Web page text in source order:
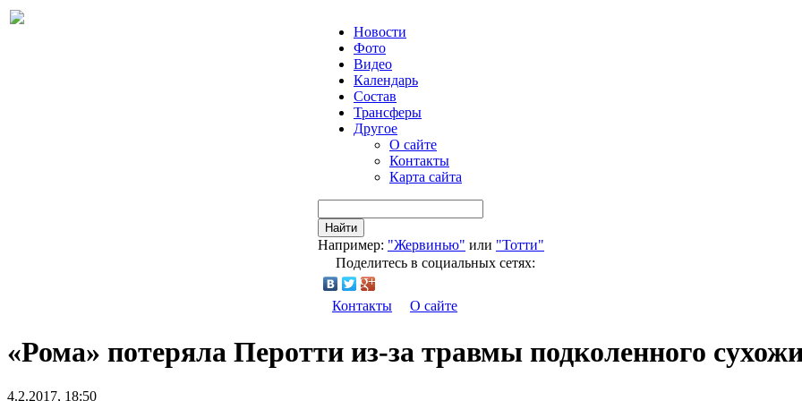
Новости
Фото
Видео
Календарь
Состав
Трансферы
Другое
О сайте
Контакты
Карта сайта
Найти
Например: "Жервинью" или "Тотти"
Поделитесь в социальных сетях:
Контакты О сайте
«Рома» потеряла Перотти из-за травмы подколенного
4.2.2017, 18:50